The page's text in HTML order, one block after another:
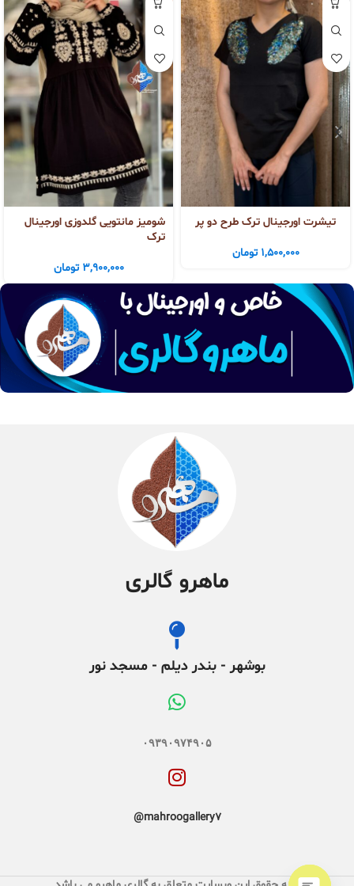
تیشرت اورجینال ترک طرح دو پر
1,500,000 تومان
شومیز مانتویی گلدوزی اورجینال
ترک
3,900,000 تومان
ماهرو گالری
بوشهر - بندر دیلم - مسجد نور
۰۹۳۹۰۹۷۴۹۰۵
mahroogallery7@